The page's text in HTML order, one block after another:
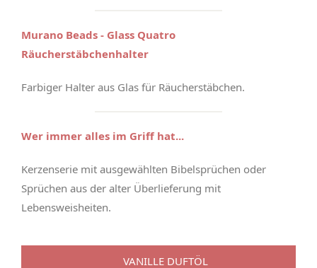
Murano Beads - Glass Quatro
Räucherstäbchenhalter
Farbiger Halter aus Glas für Räucherstäbchen.
Wer immer alles im Griff hat...
Kerzenserie mit ausgewählten Bibelsprüchen oder
Sprüchen aus der alter Überlieferung mit
Lebensweisheiten.
VANILLE DUFTÖL